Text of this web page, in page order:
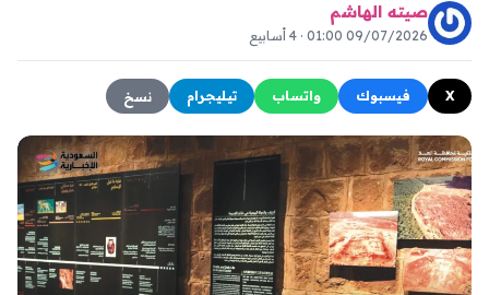
صيته الهاشم
09/07/2026 01:00 · 4 أسابيع
X فيسبوك واتساب تيليجرام نسخ